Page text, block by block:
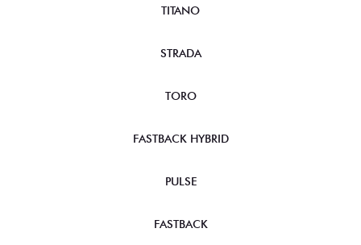
TITANO
STRADA
TORO
FASTBACK HYBRID
PULSE
FASTBACK